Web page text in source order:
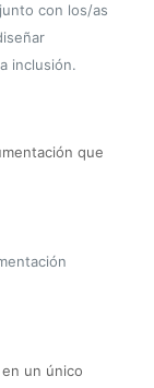
con los/as
inclusión.
que
un único